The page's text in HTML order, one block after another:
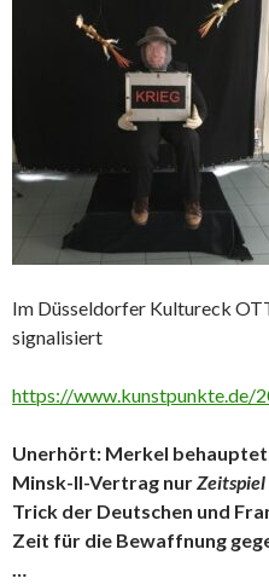
Im Düsseldorfer Kultureck
signalisiert
https://
Unerhört: Merkel
Minsk-II-Vertrag nur Zeitspiel
Trick der Deutschen und
Zeit für die Bewaffnung